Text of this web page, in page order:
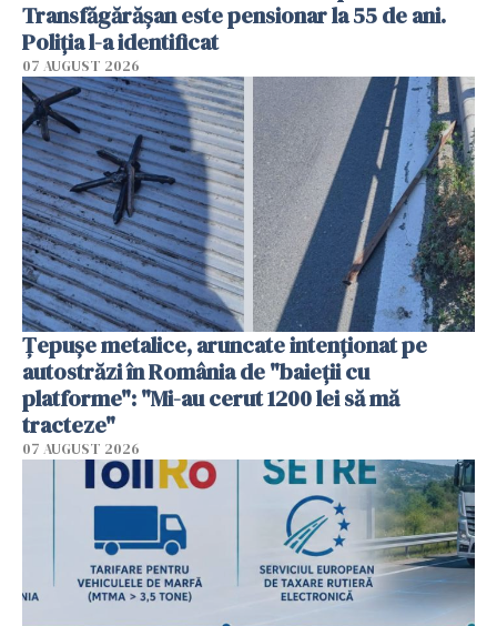
Transfăgărășan este pensionar la 55 de ani.
Poliția l-a identificat
07 AUGUST 2026
Țepușe metalice, aruncate intenționat pe
autostrăzi în România de "baieții cu
platforme": "Mi-au cerut 1200 lei să mă
tracteze"
07 AUGUST 2026